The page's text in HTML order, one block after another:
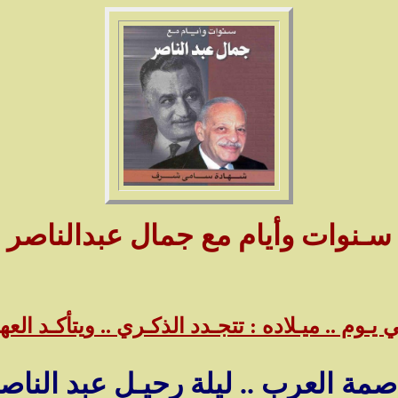
سـنوات وأيام مع جمال عبدالناصر
يـوم .. ميـلاده : تتجـدد الذكـري .. ويتأكـد
العرب .. ليلة رحيـل عبد